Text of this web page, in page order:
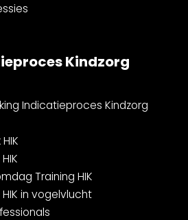
Kindzorg
Indicatieproces Kindzorg
Training HIK
in vogelvlucht